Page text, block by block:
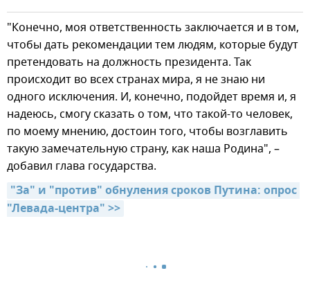
"Конечно, моя ответственность заключается и в том,
чтобы дать рекомендации тем людям, которые будут
претендовать на должность президента. Так
происходит во всех странах мира, я не знаю ни
одного исключения. И, конечно, подойдет время и, я
надеюсь, смогу сказать о том, что такой-то человек,
по моему мнению, достоин того, чтобы возглавить
такую замечательную страну, как наша Родина", –
добавил глава государства.
"За" и "против" обнуления сроков Путина: опрос
"Левада-центра" >>